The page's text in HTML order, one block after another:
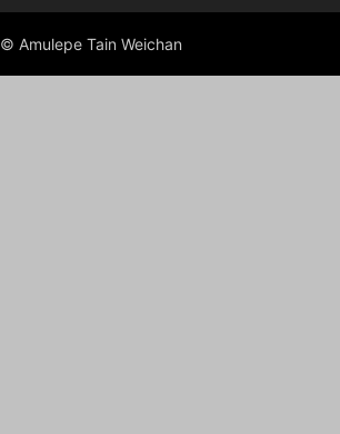
© Amulepe Tain Weichan